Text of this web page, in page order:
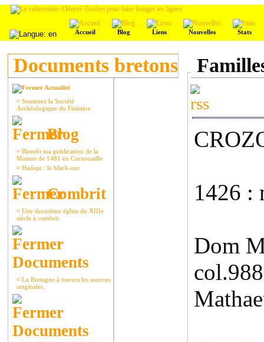
Accueil Blog Liens Nouvelles Stats
Documents bretons
Actualité
¤ Soutenez la Société
Archéologique du Finistère
Blog
¤ Bientôt ma publication de la
Montre de 1481 en Cornouaille
¤ Hadopi : le black-out
Combrit
¤ Une deuxième église du XIIIe
siècle à combrit
Documents
¤ La Bretagne à travers les sources
originales.
Documents
1426 :
Dom